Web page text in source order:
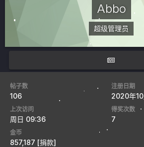
Abbo
超级管理员
帖子数
106
注册日期
2020年
上次访问
周日 09:36
得奖次数
7
金币
857,187 [捐款]